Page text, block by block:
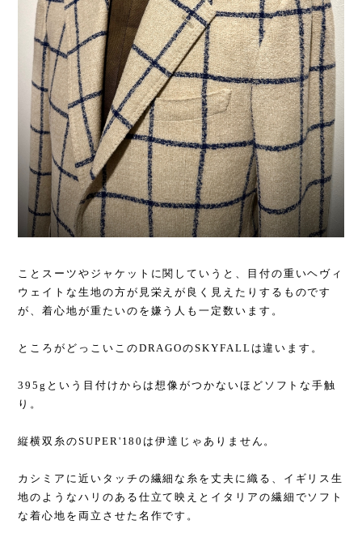
ことスーツやジャケットに関していうと、目付の重いヘヴィ
ウェイトな生地の方が見栄えが良く見えたりするものです
が、着心地が重たいのを嫌う人も一定数います。
ところがどっこいこのDRAGOのSKYFALLは違います。
395gという目付けからは想像がつかないほどソフトな手触
り。
縦横双糸のSUPER'180は伊達じゃありません。
カシミアに近いタッチの繊細な糸を丈夫に織る、イギリス生
地のようなハリのある仕立て映えとイタリアの繊細でソフト
な着心地を両立させた名作です。